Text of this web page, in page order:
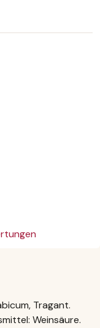
Tragant.
Weinsäure.